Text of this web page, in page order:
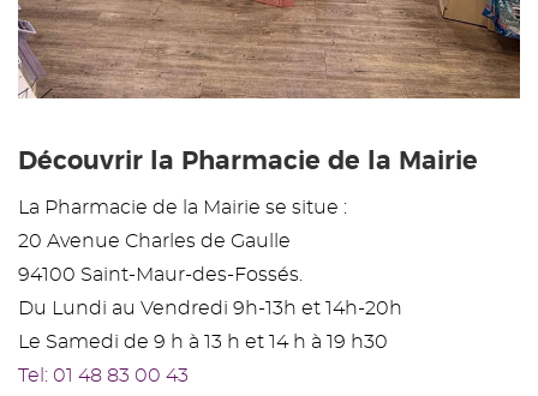
Découvrir la Pharmacie de la Mairie
La Pharmacie de la Mairie se situe :
20 Avenue Charles de Gaulle
94100 Saint-Maur-des-Fossés.
Du Lundi au Vendredi 9h-13h et 14h-20h
Le Samedi de 9 h à 13 h et 14 h à 19 h30
Tel: 01 48 83 00 43